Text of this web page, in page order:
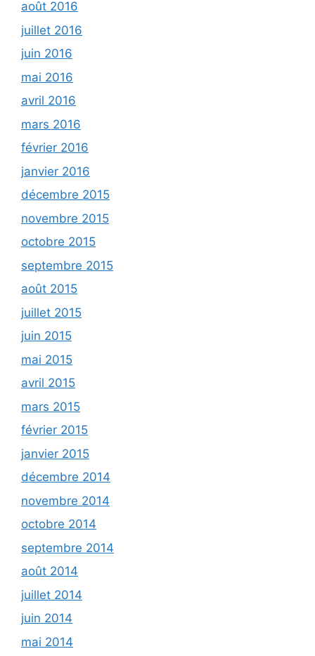
août 2016
juillet 2016
juin 2016
mai 2016
avril 2016
mars 2016
février 2016
janvier 2016
décembre 2015
novembre 2015
octobre 2015
septembre 2015
août 2015
juillet 2015
juin 2015
mai 2015
avril 2015
mars 2015
février 2015
janvier 2015
décembre 2014
novembre 2014
octobre 2014
septembre 2014
août 2014
juillet 2014
juin 2014
mai 2014